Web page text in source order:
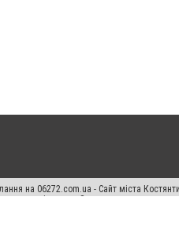
на 06272.com.ua - Сайт міста
переслідується Законом.